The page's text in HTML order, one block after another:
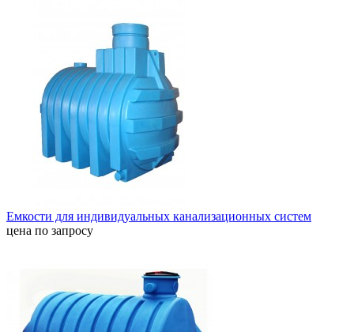
Емкости для индивидуальных канализационных систем
цена по запросу